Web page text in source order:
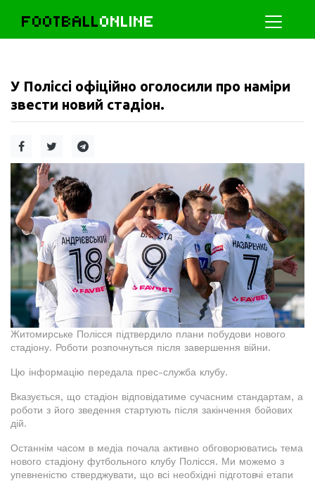
FOOTBALLONLINE
У Поліссі офіційно оголосили про наміри
звести новий стадіон.
Житомирське Полісся підтвердило плани побудови нового
стадіону. Роботи розпочнуться після завершення війни.
Цю інформацію передала прес-служба клубу.
Вказується, що стадіон відповідатиме сучасним стандартам, а
роботи з його зведення стартують після закінчення бойових
дій.
Останнім часом в медіа почала активно обговорюватись тема
нового стадіону футбольного клубу Полісся. Ми можемо з
упевненістю стверджувати, що всі необхідні підготовчі етапи